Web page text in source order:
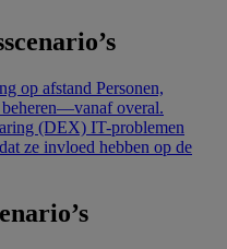
op afstand Personen,
beheren—vanaf overal.
(DEX) IT-problemen
ze invloed hebben op de